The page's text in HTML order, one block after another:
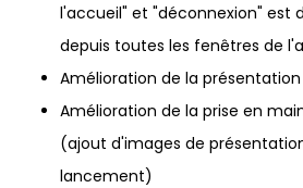
l'accueil" et "déconnexion" est
depuis toutes les fenêtres de
Amélioration de la présentation
Amélioration de la prise en
(ajout d'images de
lancement)